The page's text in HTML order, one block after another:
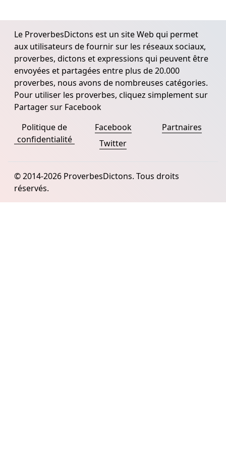
Le ProverbesDictons est un site Web qui permet
aux utilisateurs de fournir sur les réseaux sociaux,
proverbes, dictons et expressions qui peuvent être
envoyées et partagées entre plus de 20.000
proverbes, nous avons de nombreuses catégories.
Pour utiliser les proverbes, cliquez simplement sur
Partager sur Facebook
Politique de
confidentialité
Facebook
Twitter
Partnaires
© 2014-2026 ProverbesDictons. Tous droits
réservés.